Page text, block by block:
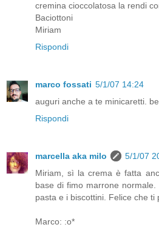
cremina cioccolatosa la rendi
Baciottoni
Miriam
Rispondi
marco fossati 5/1/07 14:24
auguri anche a te minicaretti.
Rispondi
marcella aka milo
5/1/07
Miriam, sì la crema è fatta
base di fimo marrone
pasta e i biscottini. Felice che ti
Marco: :o*